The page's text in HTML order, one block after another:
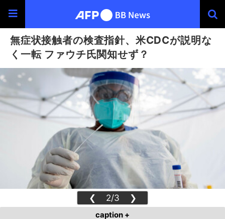
無症状接触者の検査指針、米CDCが説明な
く一転 ファウチ氏関知せず？
❮ 2/3 ❯
caption +